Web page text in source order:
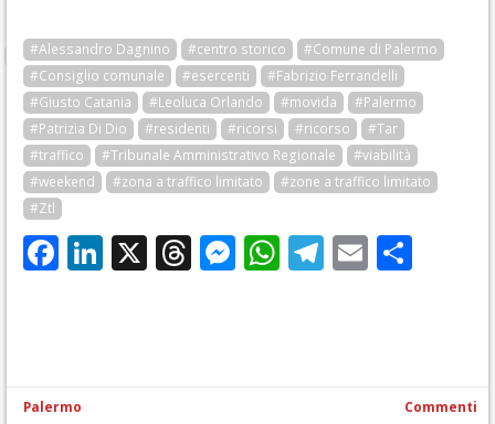
#Alessandro Dagnino #centro storico
#Comune di Palermo
#Consiglio comunale
#esercenti
#Fabrizio Ferrandelli
#Giusto Catania
#Leoluca Orlando #movida
#Palermo
#Patrizia Di Dio
#residenti #ricorsi #ricorso
#Tar
#traffico
#Tribunale Amministrativo Regionale
#viabilità
#weekend
#zona a traffico limitato
#zone a traffico limitato
#Ztl
Facebook
LinkedIn
X Threads
Messenger
WhatsApp
Telegram
Email
Palermo Commenti